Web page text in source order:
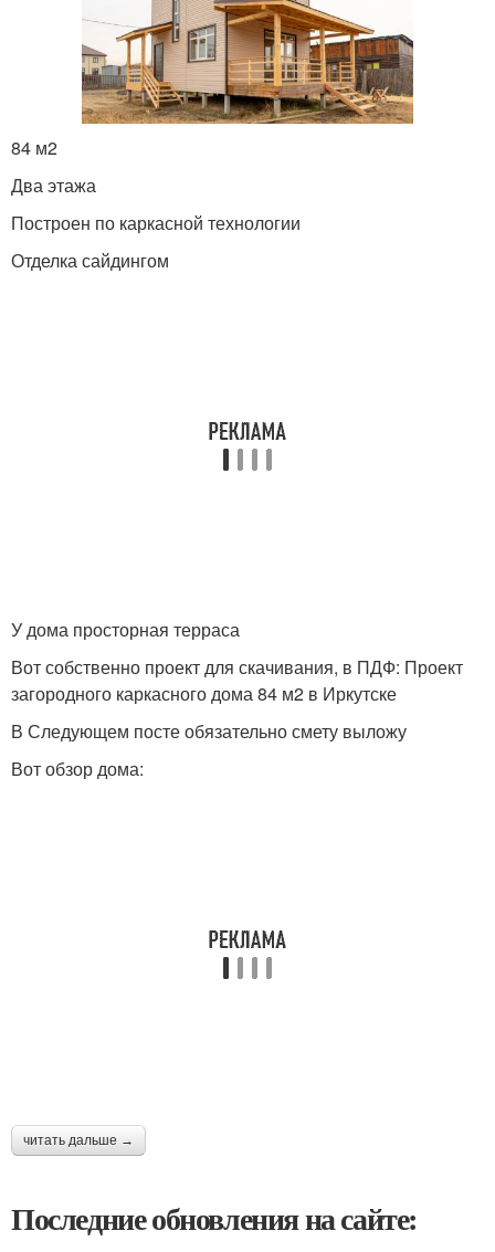
84 м2
Два этажа
Построен по каркасной технологии
Отделка сайдингом
У дома просторная терраса
Вот собственно проект для скачивания, в ПДФ: Проект
загородного каркасного дома 84 м2 в Иркутске
В Следующем посте обязательно смету выложу
Вот обзор дома:
читать дальше →
Последние обновления на сайте: